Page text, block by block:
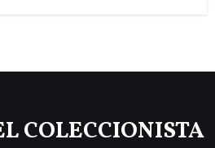
COLECCIONISTA